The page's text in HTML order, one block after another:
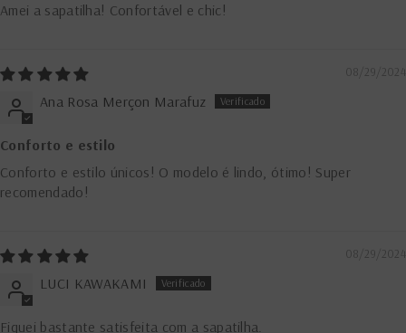
Amei a sapatilha! Confortável e chic!
08/29/2024
Ana Rosa Merçon Marafuz
Conforto e estilo
Conforto e estilo únicos! O modelo é lindo, ótimo! Super
recomendado!
08/29/2024
LUCI KAWAKAMI
Fiquei bastante satisfeita com a sapatilha.